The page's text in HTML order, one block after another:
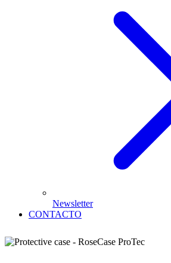
Newsletter
CONTACTO